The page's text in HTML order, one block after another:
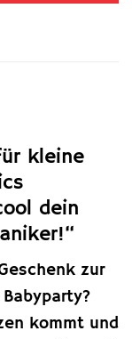
kleine
dein
zur
kommt und